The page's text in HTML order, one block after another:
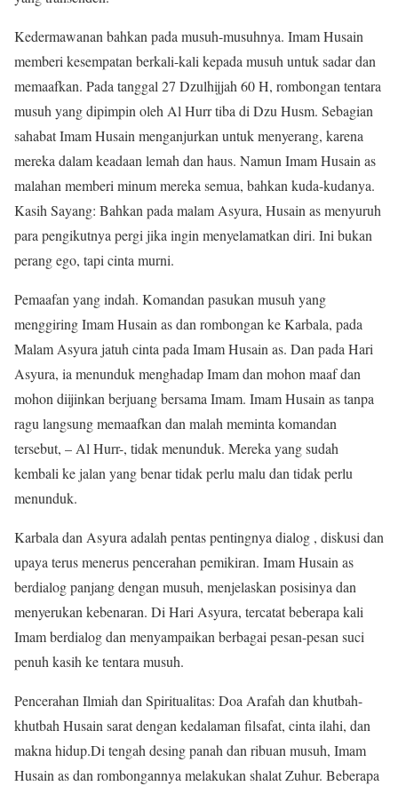
Kedermawanan bahkan pada musuh-musuhnya. Imam Husain
memberi kesempatan berkali-kali kepada musuh untuk sadar dan
memaafkan. Pada tanggal 27 Dzulhijjah 60 H, rombongan tentara
musuh yang dipimpin oleh Al Hurr tiba di Dzu Husm. Sebagian
sahabat Imam Husain menganjurkan untuk menyerang, karena
mereka dalam keadaan lemah dan haus. Namun Imam Husain as
malahan memberi minum mereka semua, bahkan kuda-kudanya.
Kasih Sayang: Bahkan pada malam Asyura, Husain as menyuruh
para pengikutnya pergi jika ingin menyelamatkan diri. Ini bukan
perang ego, tapi cinta murni.
Pemaafan yang indah. Komandan pasukan musuh yang
menggiring Imam Husain as dan rombongan ke Karbala, pada
Malam Asyura jatuh cinta pada Imam Husain as. Dan pada Hari
Asyura, ia menunduk menghadap Imam dan mohon maaf dan
mohon diijinkan berjuang bersama Imam. Imam Husain as tanpa
ragu langsung memaafkan dan malah meminta komandan
tersebut, – Al Hurr-, tidak menunduk. Mereka yang sudah
kembali ke jalan yang benar tidak perlu malu dan tidak perlu
menunduk.
Karbala dan Asyura adalah pentas pentingnya dialog , diskusi dan
upaya terus menerus pencerahan pemikiran. Imam Husain as
berdialog panjang dengan musuh, menjelaskan posisinya dan
menyerukan kebenaran. Di Hari Asyura, tercatat beberapa kali
Imam berdialog dan menyampaikan berbagai pesan-pesan suci
penuh kasih ke tentara musuh.
Pencerahan Ilmiah dan Spiritualitas: Doa Arafah dan khutbah-
khutbah Husain sarat dengan kedalaman filsafat, cinta ilahi, dan
makna hidup.Di tengah desing panah dan ribuan musuh, Imam
Husain as dan rombongannya melakukan shalat Zuhur. Beberapa